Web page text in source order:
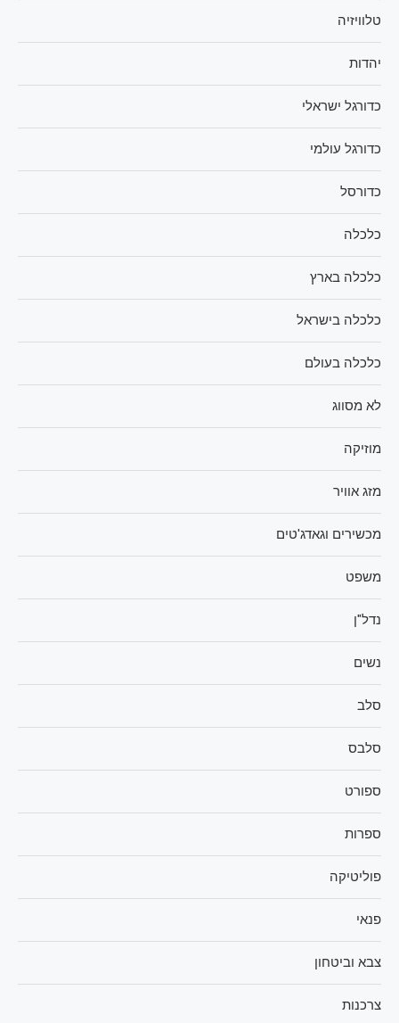
טלוויזיה
יהדות
כדורגל ישראלי
כדורגל עולמי
כדורסל
כלכלה
כלכלה בארץ
כלכלה בישראל
כלכלה בעולם
לא מסווג
מוזיקה
מזג אוויר
מכשירים וגאדג'טים
משפט
נדל"ן
נשים
סלב
סלבס
ספורט
ספרות
פוליטיקה
פנאי
צבא וביטחון
צרכנות